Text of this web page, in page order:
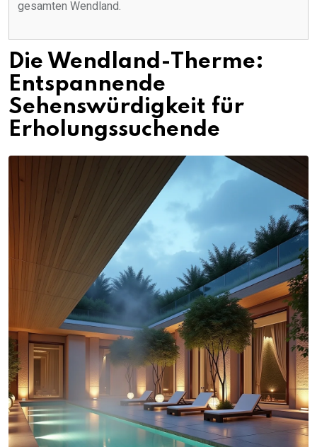
gesamten Wendland.
Die Wendland-Therme:
Entspannende
Sehenswürdigkeit für
Erholungssuchende